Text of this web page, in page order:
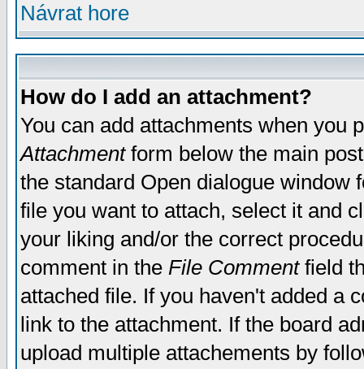
Návrat hore
How do I add an attachment?
You can add attachments when you
Attachmentform below the main
the standard Open dialogue window
file you want to attach, select it and
your liking and/or the correct
comment in the File Commentfield
attached file. If you haven't added a
link to the attachment. If the board
upload multiple attachements by